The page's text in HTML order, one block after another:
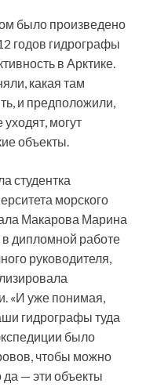
было произведено
годов гидрографы
в Арктике.
какая там
и предположили,
могут
объекты.
студентка
морского
Макарова Марина
в дипломной работе
руководителя,
«И уже понимая,
гидрографы туда
было
чтобы можно
да — эти объекты